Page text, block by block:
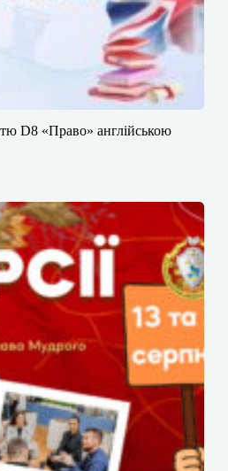
D8 «Право» англійською